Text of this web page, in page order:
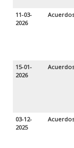
11-03-
2026
15-01-
2026
03-12-
2025